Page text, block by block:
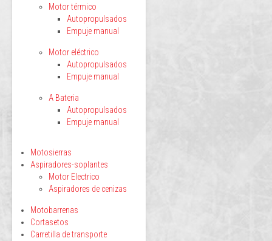
Motor térmico
Autopropulsados
Empuje manual
Motor eléctrico
Autopropulsados
Empuje manual
A Bateria
Autopropulsados
Empuje manual
Motosierras
Aspiradores-soplantes
Motor Electrico
Aspiradores de cenizas
Motobarrenas
Cortasetos
Carretilla de transporte